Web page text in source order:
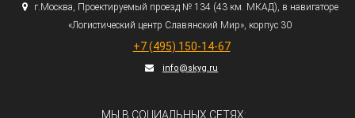
г.Москва, Проектируемый проезд № 134 (43км. МКАД), в навигаторе
«Логистический центр Славянский Мир», корпус 30
+7 (495) 150-14-67
info@skyg.ru
МЫ В СОЦИАЛЬНЫХ СЕТЯХ: